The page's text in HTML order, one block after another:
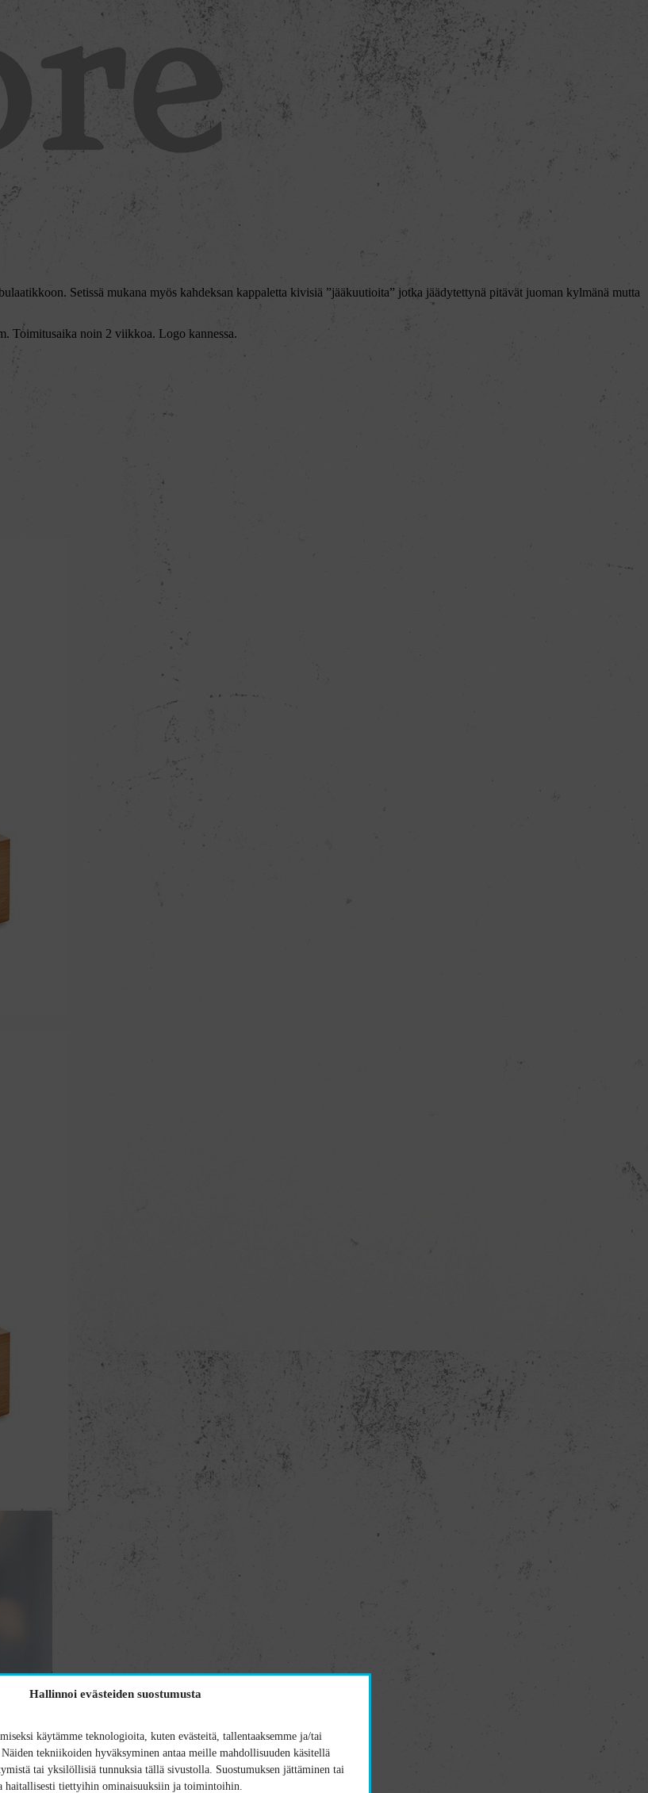
Hallinnoi evästeiden suostumusta
käytämme teknologioita, kuten evästeitä, tallentaaksemme ja/tai
tekniikoiden hyväksyminen antaa meille mahdollisuuden käsitellä
tai yksilöllisiä tunnuksia tällä sivustolla. Suostumuksen jättäminen tai
haitallisesti tiettyihin ominaisuuksiin ja toimintoihin.
Setissä mukana myös kahdeksan kappaletta kivisiä ”jääkuutioita” jotka jäädytettynä pitävät juoman kylmänä mutta
Toimitusaika noin 2 viikkoa. Logo kannessa.